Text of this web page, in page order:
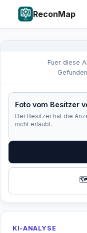
ReconMap
Fuer diese
Foto vom Besitzer
Der Besitzer hat die
nicht erlaubt.
🗺️
KI-ANALYSE